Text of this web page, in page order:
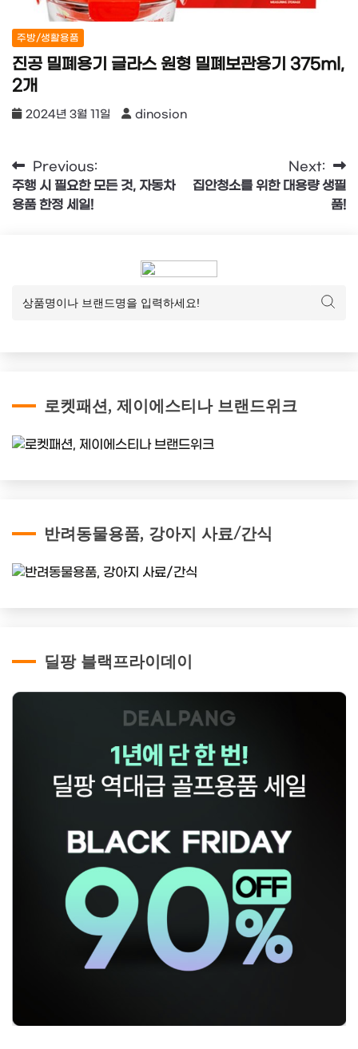
주방/생활용품
진공 밀폐용기 글라스 원형 밀폐보관용기 375ml,
2개
2024년 3월 11일 dinosion
글
탐
Previous:
주행 시 필요한 모든 것, 자동차
용품 한정 세일!
Next:
집안청소를 위한 대용량 생필
품!
로켓패션, 제이에스티나 브랜드위크
반려동물용품, 강아지 사료/간식
딜팡 블랙프라이데이